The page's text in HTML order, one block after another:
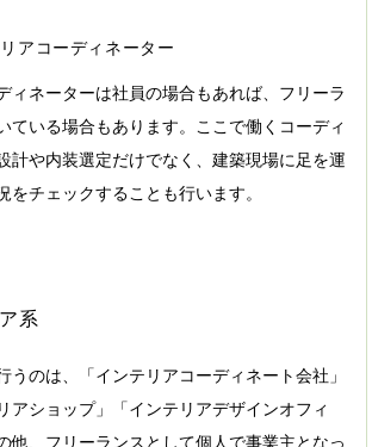
アコーディネーター
ィネーターは社員の場合もあれば、フリーラ
ている場合もあります。ここで働くコーディ
計や内装選定だけでなく、建築現場に足を運
をチェックすることも行います。
系
うのは、「インテリアコーディネート会社」
アショップ」「インテリアデザインオフィ
他、フリーランスとして個人で事業主となっ